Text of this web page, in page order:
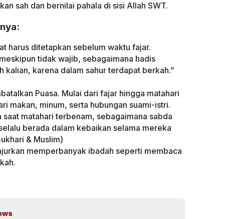
sah dan bernilai pahala di sisi Allah SWT.
harus ditetapkan sebelum waktu fajar.
tidak wajib, sebagaimana hadis
kalian, karena dalam sahur terdapat berkah.”
Puasa. Mulai dari fajar hingga matahari
makan, minum, serta hubungan suami-istri.
matahari terbenam, sebagaimana sabda
berada dalam kebaikan selama mereka
& Muslim)
memperbanyak ibadah seperti membaca